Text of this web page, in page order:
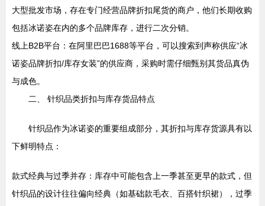
大型批发市场，存在专门经营品牌折扣尾货的商户，他们长期收购
包括冰诺姿在内的多个品牌库存，进行二次分销。
线上B2B平台：在阿里巴巴1688等平台，可以搜索到声称供应“冰
诺姿品牌折扣/库存女装”的供应商，采购时需仔细甄别其货品真伪
与成色。
二、 针织品类折扣与库存货品特点
针织品作为冰诺姿的重要组成部分，其折扣与库存货源具有以
下鲜明特点：
款式经典与过季并存：库存中可能包含上一季甚至更早的款式，但
针织品的设计往往偏向经典（如基础款毛衣、百搭针织裙），过季